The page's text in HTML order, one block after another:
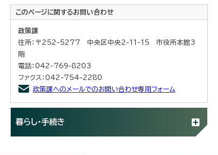
このページに関するお問い合わせ
政策課
住所：〒252-5277 中央区中央2-11-15 市役所本館3
階
電話：042-769-8203
ファクス：042-754-2280
政策課へのメールでのお問い合わせ専用フォーム
暮らし・手続き